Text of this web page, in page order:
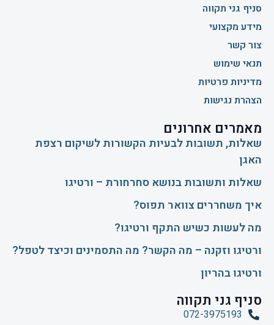
סניף גני תקווה
מידע מקצועי
צור קשר
תנאי שימוש
מדיניות פרטיות
הצהרת נגישות
מאמרים אחרונים
שאלות, תשובות לבעיות הקשורות לשיקום רצפת
האגן
שאלות ותשובות בנושא סחרחורת – ורטיגו
איך משחררים צוואר תפוס?
​מה לעשות כשיש התקף ורטיגו?
ורטיגו וזקנה – מה הקשר? מה התסמינים וכיצד לטפל?
ורטיגו בהריון
סניף גני תקווה
072-3975193